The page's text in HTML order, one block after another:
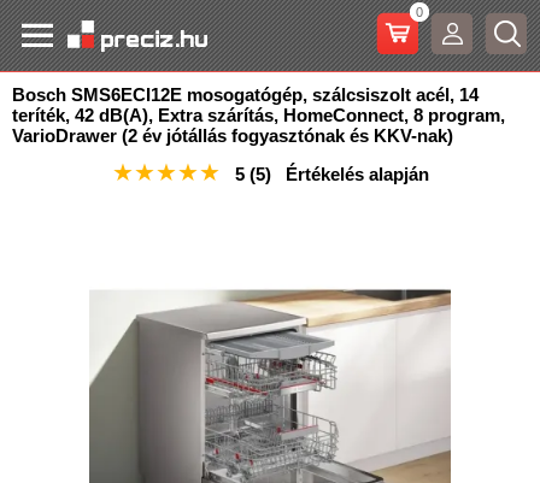
0
Bosch SMS6ECI12E mosogatógép, szálcsiszolt acél, 14
teríték, 42 dB(A), Extra szárítás, HomeConnect, 8 program,
VarioDrawer (2 év jótállás fogyasztónak és KKV-nak)
★★★★★ 5 (5)Értékelés alapján